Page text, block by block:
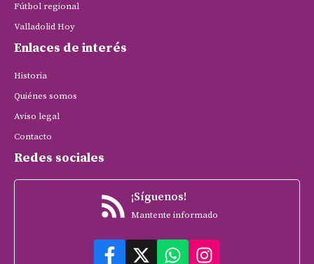
Fútbol regional
Valladolid Hoy
Enlaces de interés
Historia
Quiénes somos
Aviso legal
Contacto
Redes sociales
¡Síguenos!
Mantente informado